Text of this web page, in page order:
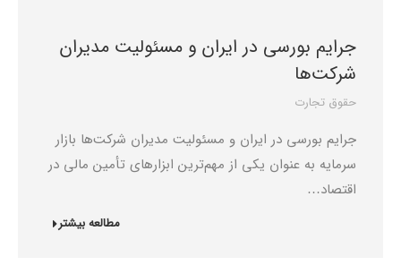
جرایم بورسی در ایران و مسئولیت مدیران
شرکت‌ها
حقوق تجارت
جرایم بورسی در ایران و مسئولیت مدیران شرکت‌ها بازار
سرمایه به عنوان یکی از مهم‌ترین ابزارهای تأمین مالی در
اقتصاد…
مطالعه بیشتر